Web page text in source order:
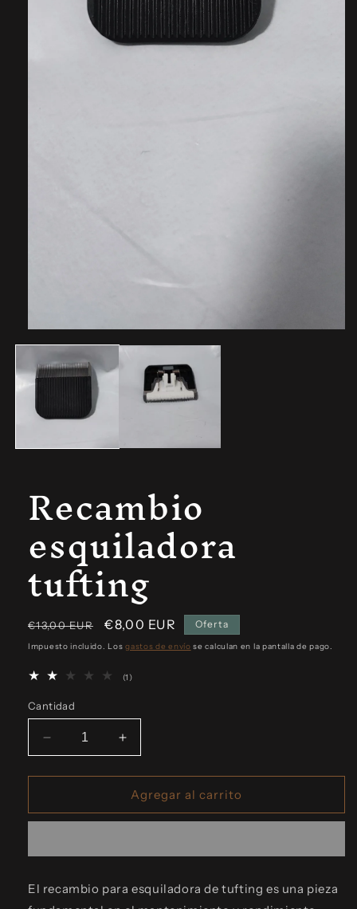
Recambio
esquiladora
tufting
Precio
habitual
€13,00 EUR
Precio
de
€8,00 EUR Oferta
Impuesto incluido. Losgastos de envío se calculan en la pantalla de pago.
(1)1
Cantidad
Reducir
cantidad
para
esquiladora
Aumentar
cantidad
para
Recambio
esquiladora
Agregar al carrito
El recambio para esquiladora de tufting es una pieza